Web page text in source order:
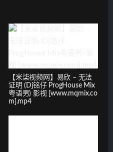
【米柒视频网】易欣 – 无法
证明 (Dj铭仔 ProgHouse Mix
粤语男) 影视 [www.mqmix.co
m].mp4